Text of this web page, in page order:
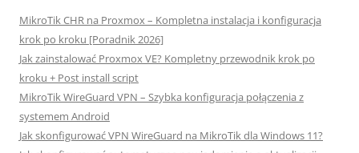
MikroTik CHR na Proxmox – Kompletna instalacja i konfiguracja
krok po kroku [Poradnik 2026]
Jak zainstalować Proxmox VE? Kompletny przewodnik krok po
kroku + Post install script
MikroTik WireGuard VPN – Szybka konfiguracja połączenia z
systemem Android
Jak skonfigurować VPN WireGuard na MikroTik dla Windows 11?